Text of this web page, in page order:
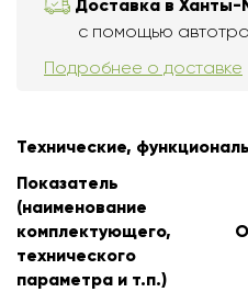
Доставка в Ханты-
с помощью
Подробнее о доставке
Технические,
Показатель
(наименование
комплектующего,
технического
параметра и т.п.)